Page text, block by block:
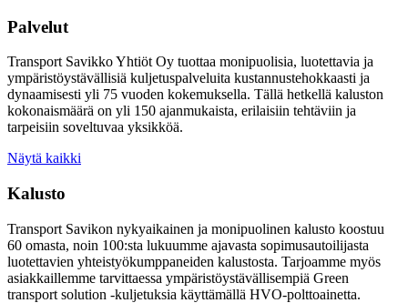
Palvelut
Transport Savikko Yhtiöt Oy tuottaa monipuolisia, luotettavia ja
ympäristöystävällisiä kuljetuspalveluita kustannustehokkaasti ja
dynaamisesti yli 75 vuoden kokemuksella. Tällä hetkellä kaluston
kokonaismäärä on yli 150 ajanmukaista, erilaisiin tehtäviin ja
tarpeisiin soveltuvaa yksikköä.
Näytä kaikki
Kalusto
Transport Savikon nykyaikainen ja monipuolinen kalusto koostuu
60 omasta, noin 100:sta lukuumme ajavasta sopimusautoilijasta
luotettavien yhteistyökumppaneiden kalustosta. Tarjoamme myös
asiakkaillemme tarvittaessa ympäristöystävällisempiä Green
transport solution -kuljetuksia käyttämällä HVO-polttoainetta.